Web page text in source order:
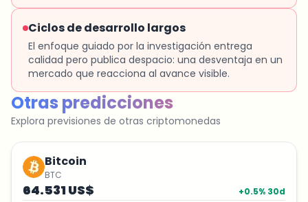
Ciclos de desarrollo largos
El enfoque guiado por la investigación entrega
calidad pero publica despacio: una desventaja en un
mercado que reacciona al avance visible.
Otras predicciones
Explora previsiones de otras criptomonedas
Bitcoin
BTC
64.531 US$ +0.5% 30d